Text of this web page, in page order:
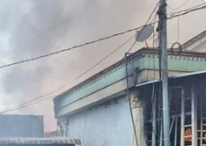
(TTXVN/Vietnam+)